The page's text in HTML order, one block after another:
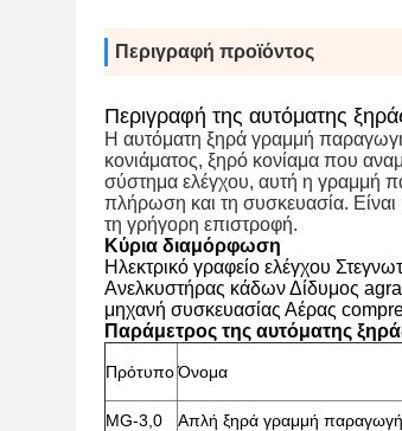
Περιγραφή προϊόντος
Περιγραφή της αυτόματης
Η αυτόματη ξηρά γραμμή
κονιάματος, ξηρό κονίαμα που
σύστημα ελέγχου, αυτή η γραμμή
πλήρωση και τη συσκευασία. Είναι
τη γρήγορη επιστροφή.
Κύρια διαμόρφωση
Ηλεκτρικό γραφείο ελέγχου
Ανελκυστήρας κάδων Δίδυμος
μηχανή συσκευασίας Αέρας
Παράμετρος της αυτόματης
ΠρότυποΌνομα
MG-3,0
Απλή ξηρά γραμμή